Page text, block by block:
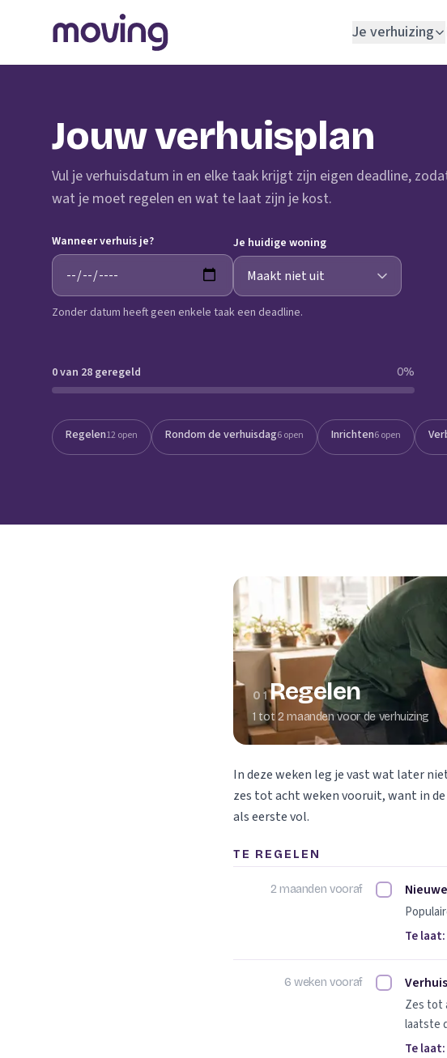
Je verhuizing
Opslagruimte
Schoonmaakbedrijf
Klusjesman
Loodgieter
Slotenmaker
Jouw verhuisplan
Vul je verhuisdatum in en elke taak krijgt zijn eigen deadline,
wat je moet regelen en wat te laat zijn je kost.
Wanneer verhuis je? Je huidige woning
Zonder datum heeft geen enkele taak een deadline.
0 van 28 geregeld 0%
Regelen12 open Rondom de verhuisdag6 open Inrichten6 open
01Regelen
1 tot 2 maanden voor de verhuizing
In deze weken leg je vast wat later
zes tot acht weken vooruit, want in de
als eerste vol.
TE REGELEN
2 maanden vooraf Nieuwe
Te laat:
6 weken vooraf
Zes tot
laatste
Te laat: